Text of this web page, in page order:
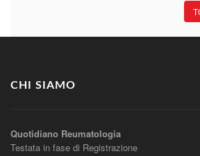
CHI SIAMO
Quotidiano Reumatologia
Testata in fase di Registrazione